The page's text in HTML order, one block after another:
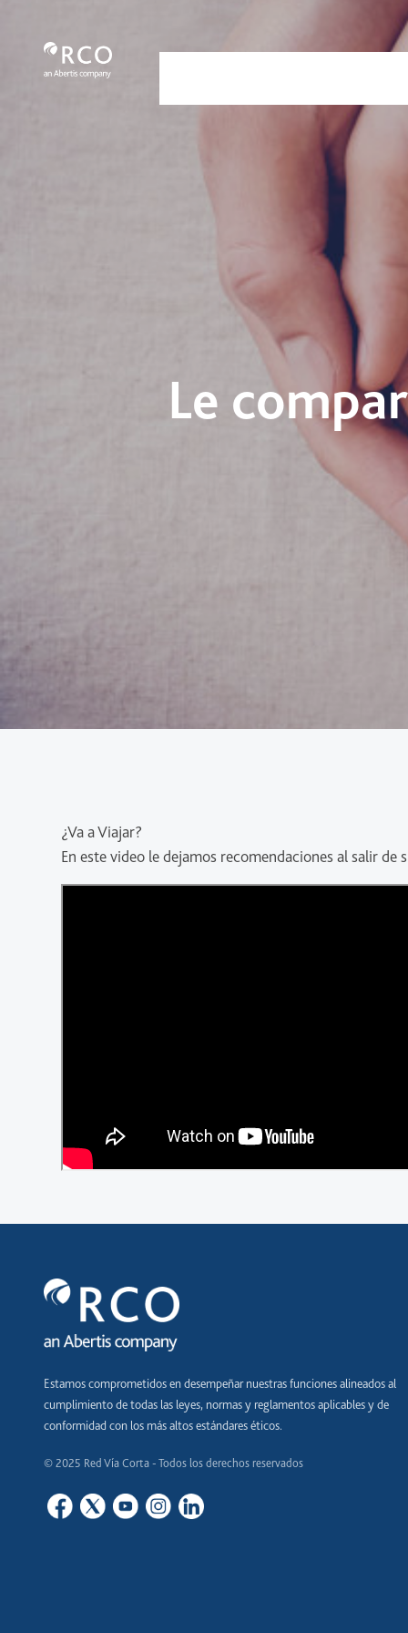
Le compartimos unos tips
Le
¿Va a Viajar?
En este video le dejamos recomendaciones al salir de
Estamos comprometidos en desempeñar nuestras funciones alineados al
cumplimiento de todas las leyes, normas y reglamentos aplicables y de
conformidad con los más altos estándares éticos.
© 2025 Red Vía Corta - Todos los derechos reservados